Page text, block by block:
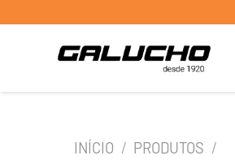
INÍCIO / PRODUTOS /